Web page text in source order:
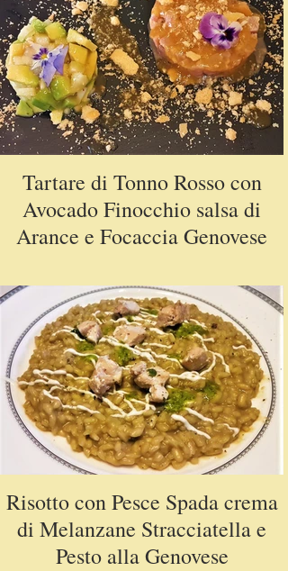
Tartare di Tonno Rosso con
Avocado Finocchio salsa di
Arance e Focaccia Genovese
Risotto con Pesce Spada crema
di Melanzane Stracciatella e
Pesto alla Genovese